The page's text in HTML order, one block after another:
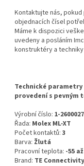
Kontaktujte nás,
objednacích čísel
Máme k dispozici
uvedeny a posláním
konstruktéry a
Technické
provedení s pevným
Výrobní číslo: 1-
Řada: Molex ML-XT
Počet kontaktů: 3
Barva: Žlutá
Pracovní teplota: -55
Brand: TE Connectivity